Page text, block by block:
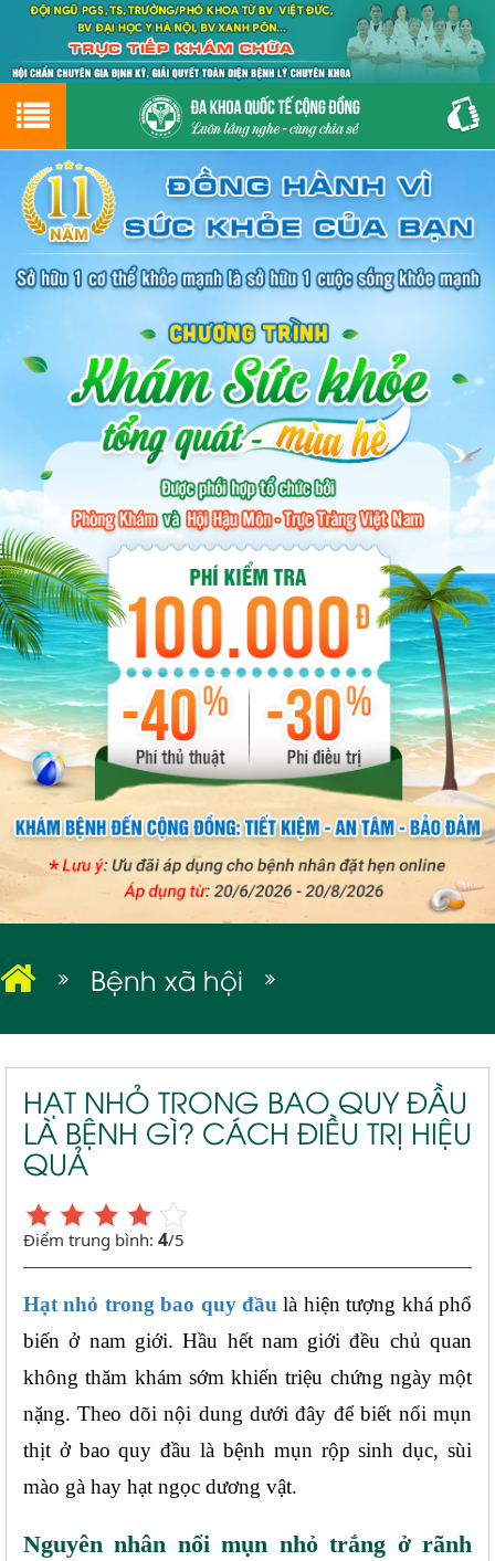
Hotline0243.9656.999tư vấn miễn phí
GIỚI THIỆU
GIỚI THIỆU VỀ PHÒNG KHÁM
CƠ SỞ VẬT CHẤT
ĐẶT HẸN LỊCH KHÁM
ĐƯỜNG TỚI PHÒNG KHÁM
PHỤ KHOA
BỆNH HẬU MÔN
BỆNH XÃ HỘI
Bệnh xã hội
Mụn rộp sinh dục
HẠT NHỎ TRONG BAO QUY ĐẦU
LÀ BỆNH GÌ? CÁCH ĐIỀU TRỊ HIỆU
QUẢ
Điểm trung bình: 4/5
Hạt nhỏ trong bao quy đầu là hiện tượng khá phổ
biến ở nam giới. Hầu hết nam giới đều chủ quan
không thăm khám sớm khiến triệu chứng ngày một
nặng. Theo dõi nội dung dưới đây để biết nổi mụn
thịt ở bao quy đầu là bệnh mụn rộp sinh dục, sùi
mào gà hay hạt ngọc dương vật.
Nguyên nhân nổi mụn nhỏ trắng ở rãnh